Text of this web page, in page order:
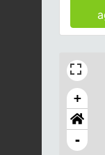
+
-